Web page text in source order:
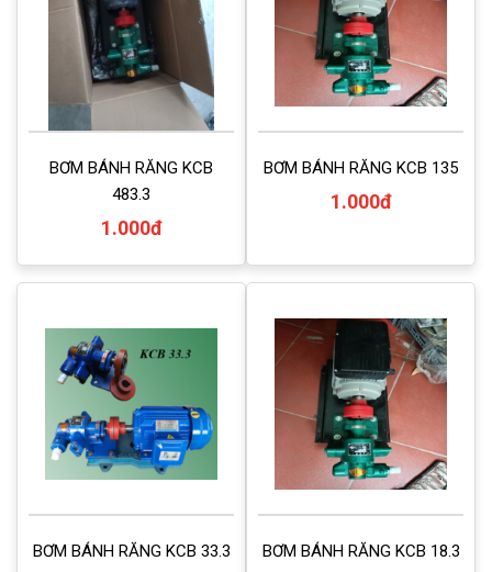
BƠM BÁNH RĂNG KCB
483.3
1.000đ
BƠM BÁNH RĂNG KCB 135
1.000đ
BƠM BÁNH RĂNG KCB 33.3 BƠM BÁNH RĂNG KCB 18.3